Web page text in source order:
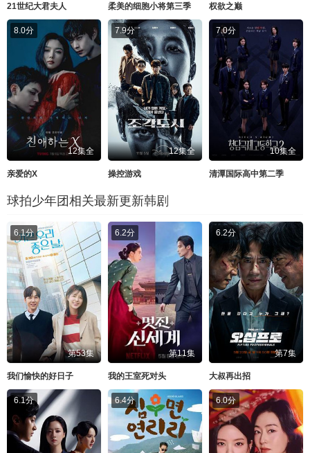
21世纪大君夫人 柔美的细胞小将第三季 权欲之巅
8.0分
12集全
亲爱的X
7.9分
12集全
操控游戏
7.0分
10集全
清潭国际高中第二季
球拍少年团相关最新更新韩剧
6.1分
第53集
我们愉快的好日子
6.2分
第11集
我的王室死对头
6.2分
第7集
大叔再出招
6.1分 6.4分 6.0分